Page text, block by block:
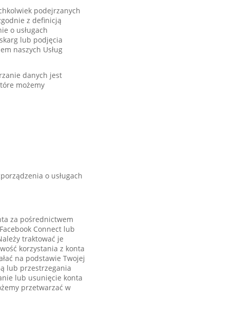
podejrzanych
z definicją
o usługach
lub podjęcia
naszych Usług
danych jest
możemy
o usługach
za pośrednictwem
Connect lub
traktować je
korzystania z konta
na podstawie Twojej
lub przestrzegania
lub usunięcie konta
przetwarzać w